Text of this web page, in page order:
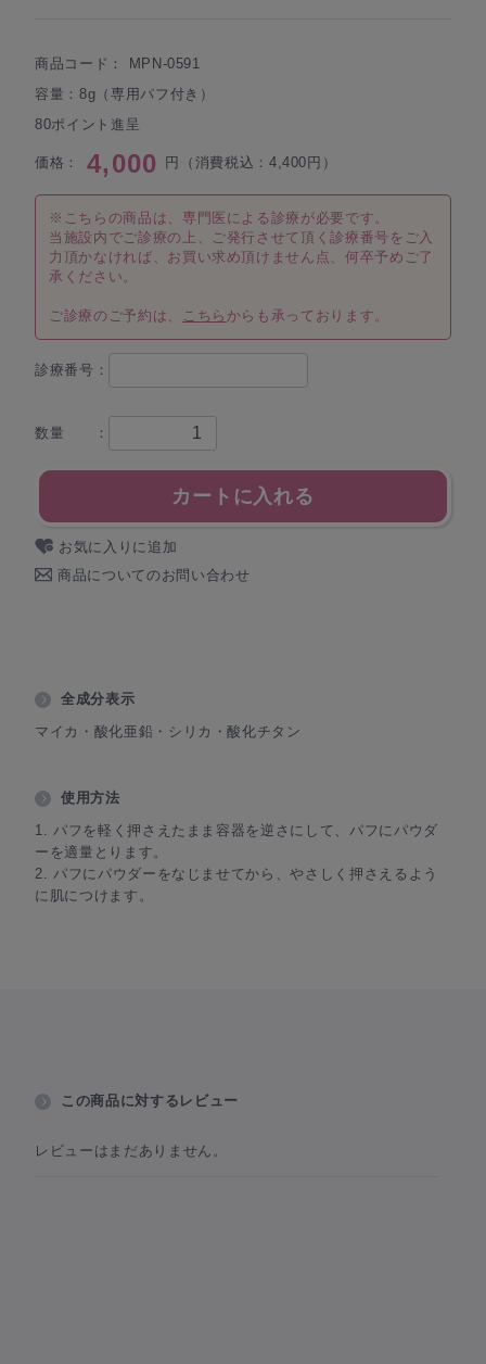
商品コード： MPN-0591
容量：8g（専用パフ付き）
80ポイント進呈
価格： 4,000 円（消費税込：4,400円）
※こちらの商品は、専門医による診療が必要です。
当施設内でご診療の上、ご発行させて頂く診療番号をご入
力頂かなければ、お買い求め頂けません点、何卒予めご了
承ください。
ご診療のご予約は、 こちら からも承っております。
診療番号：
数量 ：
カートに入れる
お気に入りに追加
商品についてのお問い合わせ
全成分表示
マイカ・酸化亜鉛・シリカ・酸化チタン
使用方法
1. パフを軽く押さえたまま容器を逆さにして、パフにパウダ
ーを適量とります。
2. パフにパウダーをなじませてから、やさしく押さえるよう
に肌につけます。
この商品に対するレビュー
レビューはまだありません。